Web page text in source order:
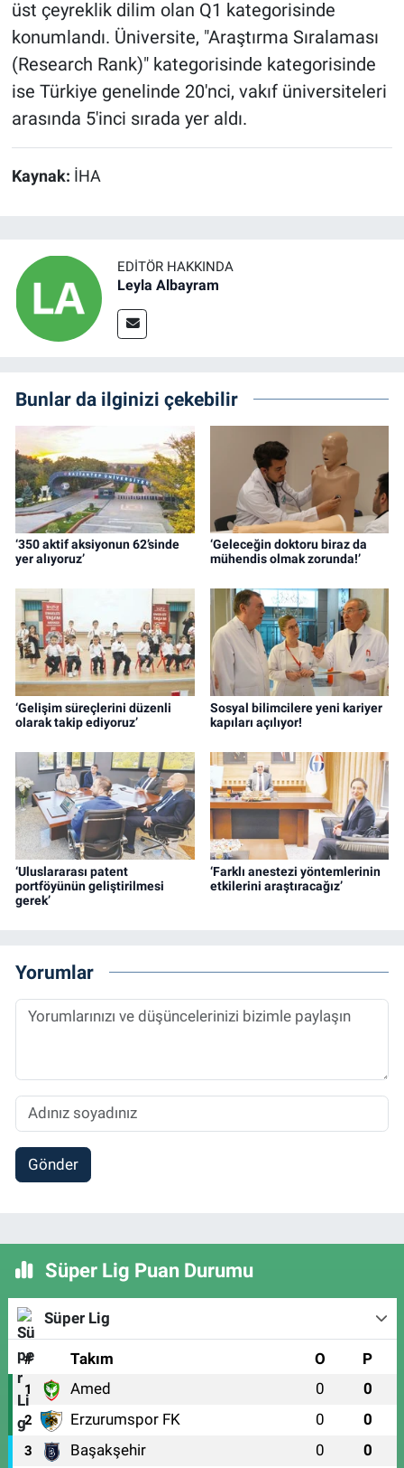
üst çeyreklik dilim olan Q1 kategorisinde
konumlandı. Üniversite, "Araştırma Sıralaması
(Research Rank)" kategorisinde kategorisinde
ise Türkiye genelinde 20'nci, vakıf üniversiteleri
arasında 5'inci sırada yer aldı.
Kaynak: İHA
EDITÖR HAKKINDA
Leyla Albayram
Bunlar da ilginizi çekebilir
‘350 aktif aksiyonun 62’sinde
yer alıyoruz’
‘Geleceğin doktoru biraz da
mühendis olmak zorunda!’
‘Gelişim süreçlerini düzenli
olarak takip ediyoruz’
Sosyal bilimcilere yeni kariyer
kapıları açılıyor!
‘Uluslararası patent
portföyünün geliştirilmesi
gerek’
‘Farklı anestezi yöntemlerinin
etkilerini araştıracağız’
Yorumlar
Gönder
Süper Lig Puan Durumu
Süper Lig
# Takım O P
1 Amed 0 0
2 Erzurumspor FK 0 0
3 Başakşehir 0 0